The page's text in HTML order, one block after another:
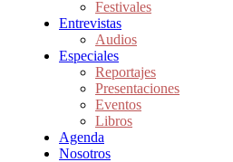
Festivales
Entrevistas
Audios
Especiales
Reportajes
Presentaciones
Eventos
Libros
Agenda
Nosotros